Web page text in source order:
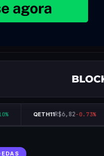
QETH11R$6,82-0.73%